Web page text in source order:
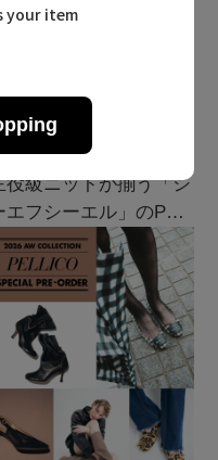
役級ニットが揃う「シ
エフシーエル」のPOP
がスタート